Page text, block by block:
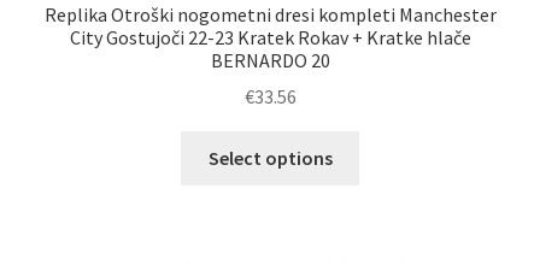
Replika Otroški nogometni dresi kompleti Manchester
City Gostujoči 22-23 Kratek Rokav + Kratke hlače
BERNARDO 20
€33.56
Select options